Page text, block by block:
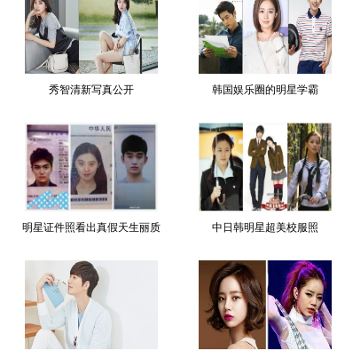
秀智清新写真公开 韩国娱乐圈的明星学霸
明星证件照看出真假天生丽质 中日韩明星超美校服照